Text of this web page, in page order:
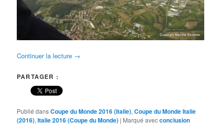
Continuer la lecture →
PARTAGER :
Publié dansCoupe du Monde 2016 (Italie),Coupe du Monde Italie
(2016),Italie 2016 (Coupe du Monde) | Marqué avecconclusion